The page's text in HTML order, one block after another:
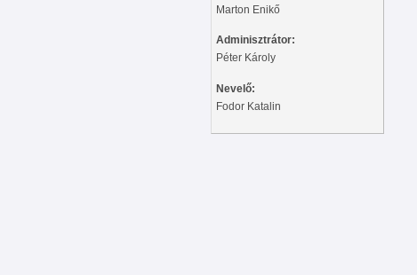
Marton Enikő
Adminisztrátor:
Péter Károly
Nevelő:
Fodor Katalin